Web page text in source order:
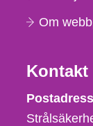
Om
Kontakt
Postadress